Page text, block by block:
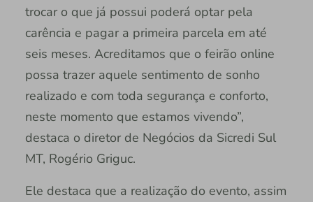
trocar o que já possui poderá optar pela
carência e pagar a primeira parcela em até
seis meses. Acreditamos que o feirão online
possa trazer aquele sentimento de sonho
realizado e com toda segurança e conforto,
neste momento que estamos vivendo”,
destaca o diretor de Negócios da Sicredi Sul
MT, Rogério Griguc.
Ele destaca que a realização do evento, assim